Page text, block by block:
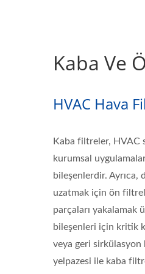
Kaba Ve
HVAC Hava
Kaba filtreler, HVAC
kurumsal
bileşenlerdir.
uzatmak için ön
parçaları yakalamak
bileşenleri için kritik
veya geri sirkülasyon
yelpazesi ile kaba